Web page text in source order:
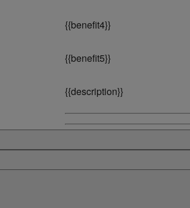
{{benefit4}}
{{benefit5}}
{{description}}